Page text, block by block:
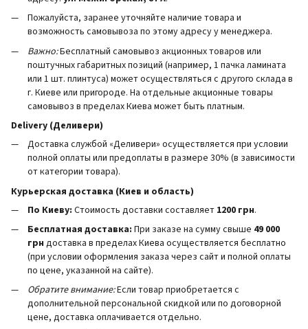
Пожалуйста, заранее уточняйте наличие товара и
возможность самовывоза по этому адресу у менеджера.
Важно:Бесплатный самовывоз акционных товаров или
поштучных габаритных позиций (например, 1 пачка ламината
или 1 шт. плинтуса) может осуществляться с другого склада в
г. Киеве или пригороде. На отдельные акционные товары
самовывоз в пределах Киева может быть платным.
Delivery (Деливери)
Доставка службой «Деливери» осуществляется при условии
полной оплаты или предоплаты в размере 30% (в зависимости
от категории товара).
Курьерская доставка (Киев и область)
По Киеву: Стоимость доставки составляет 1200 грн.
Бесплатная доставка: При заказе на сумму свыше 49 000
грн доставка в пределах Киева осуществляется бесплатно
(при условии оформления заказа через сайт и полной оплаты
по цене, указанной на сайте).
Обратите внимание:Если товар приобретается с
дополнительной персональной скидкой или по договорной
цене, доставка оплачивается отдельно.